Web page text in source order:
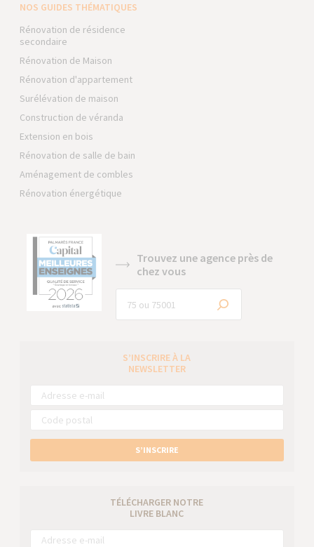
NOS GUIDES THÉMATIQUES
Rénovation de résidence
secondaire
Rénovation de Maison
Rénovation d'appartement
Surélévation de maison
Construction de véranda
Extension en bois
Rénovation de salle de bain
Aménagement de combles
Rénovation énergétique
Trouvez une agence près de
chez vous
S’INSCRIRE À LA
NEWSLETTER
S’INSCRIRE
TÉLÉCHARGER NOTRE
LIVRE BLANC